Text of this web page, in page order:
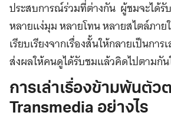
ประสบการณ์ร่วมที่ต่างกัน ผู้ชมจะได้รั
หลายแง่มุม หลายโทน หลายสไตล์ภาย
เรียบเรียงจากเรื่องสั้นให้กลายเป็นการ
ส่งผลให้คนดูได้รับชมแล้วคิดไปตามกั
การเล่าเรื่องข้ามพ้นตัว
Transmedia อย่างไร